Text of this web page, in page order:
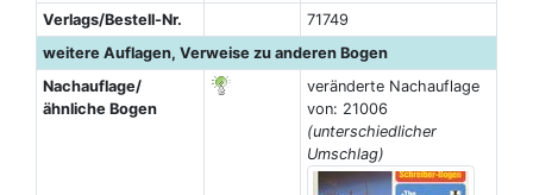
Verlags/Bestell-Nr.
71749
weitere Auflagen, Verweise zu anderen Bogen
Nachauflage/
ähnliche Bogen
veränderte Nachauflage
von: 21006
(unterschiedlicher
Umschlag)